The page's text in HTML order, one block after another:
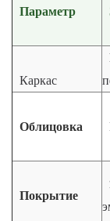
Параметр
Каркас
Облицовка
Покрытие